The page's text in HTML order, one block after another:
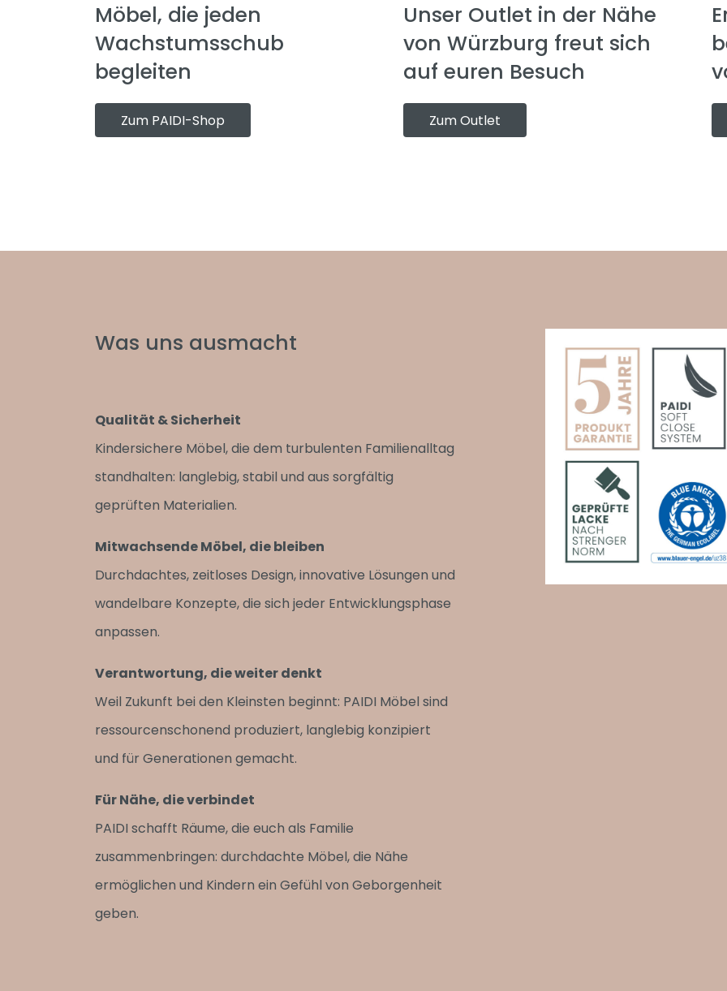
Möbel, die jeden
Wachstumsschub
begleiten
Zum PAIDI-Shop
Unser Outlet in der Nähe
von Würzburg freut sich
auf euren Besuch
Zum Outlet
Was uns ausmacht
Qualität & Sicherheit
Kindersichere Möbel, die dem turbulenten Familienalltag
standhalten: langlebig, stabil und aus sorgfältig
geprüften Materialien.
Mitwachsende Möbel, die bleiben
Durchdachtes, zeitloses Design, innovative Lösungen und
wandelbare Konzepte, die sich jeder Entwicklungsphase
anpassen.
Verantwortung, die weiter denkt
Weil Zukunft bei den Kleinsten beginnt: PAIDI Möbel sind
ressourcenschonend produziert, langlebig konzipiert
und für Generationen gemacht.
Für Nähe, die verbindet
PAIDI schafft Räume, die euch als Familie
zusammenbringen: durchdachte Möbel, die Nähe
ermöglichen und Kindern ein Gefühl von Geborgenheit
geben.